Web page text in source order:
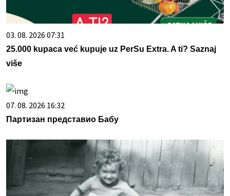
03. 08. 2026 07:31
25.000 kupaca već kupuje uz PerSu Extra. A ti? Saznaj
više
07. 08. 2026 16:32
Партизан представио Бабу